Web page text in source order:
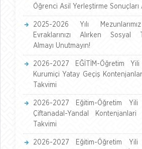
Öğrenci Asil Yerleştirme Sonuçları
2025-2026 Yılı
Evraklarınızı Alırken Sosyal
Almayı Unutmayın!
2026-2027 EĞİTİM-Öğretim
Kurumiçi Yatay Geçiş
Takvimi
2026-2027 Eğitim-Öğretim
Çiftanadal-Yandal
Takvimi
2026-2027 Eğitim-Öğretim